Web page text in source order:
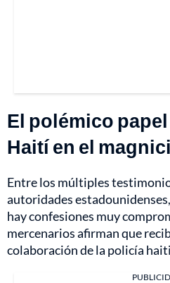
El polémico
Haití en el
Entre los múltiples
autoridades
hay confesiones muy
mercenarios afirman que
colaboración de la policía